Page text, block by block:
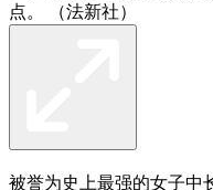
点。 （法新社）
被誉为史上最强的女子中